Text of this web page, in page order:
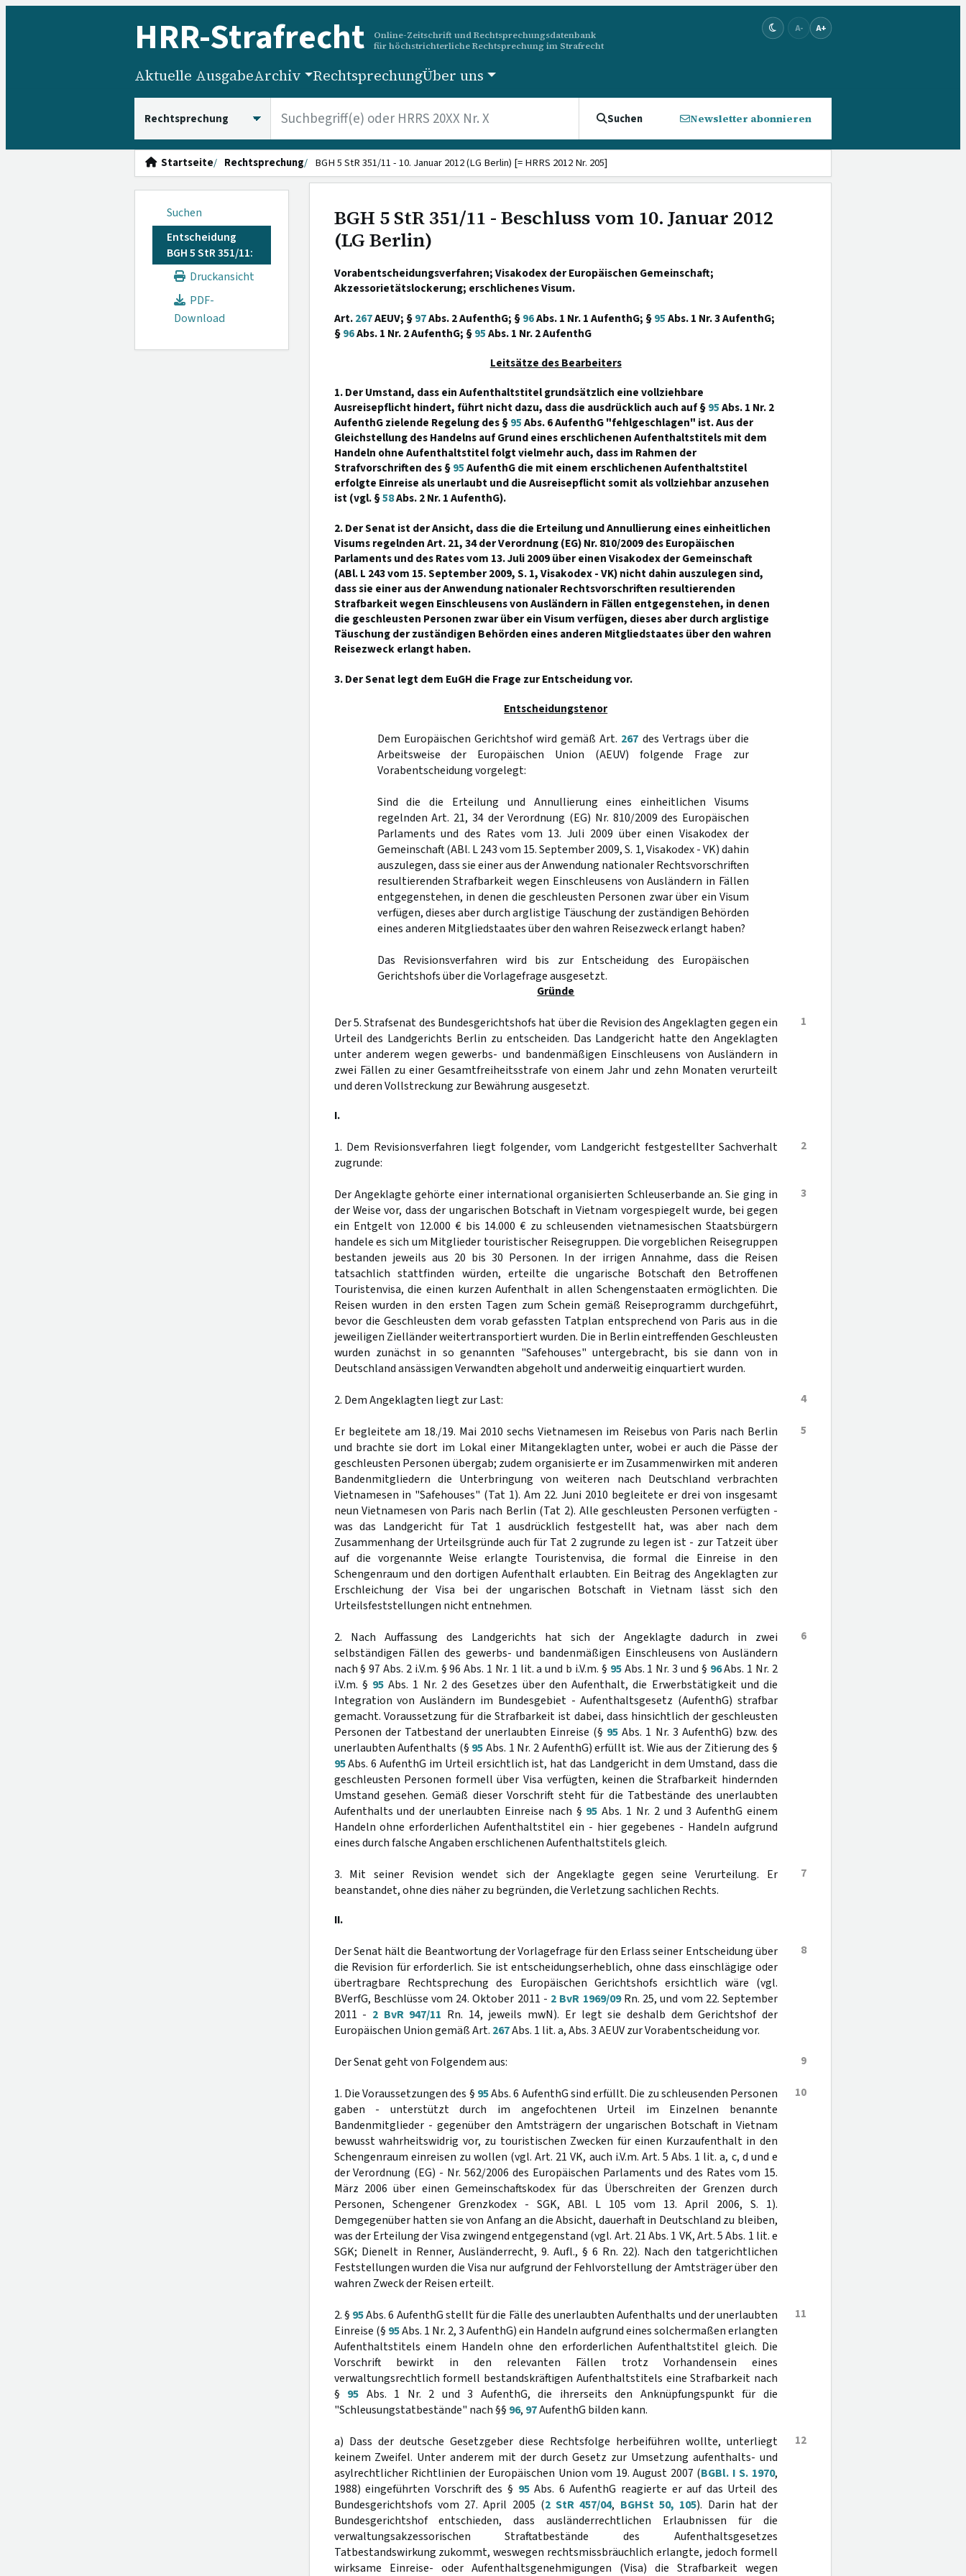
HRR-Strafrecht
Online-Zeitschrift und Rechtsprechungsdatenbank
für höchstrichterliche Rechtsprechung im Strafrecht
A- A+
Aktuelle AusgabeArchiv RechtsprechungÜber uns
Suchen Newsletter abonnieren
Startseite Rechtsprechung BGH 5 StR 351/11 - 10. Januar 2012 (LG Berlin) [= HRRS 2012 Nr. 205]
Suchen
Entscheidung
BGH 5 StR 351/11:
Druckansicht
PDF-
Download
BGH 5 StR 351/11 - Beschluss vom 10. Januar 2012
(LG Berlin)
Vorabentscheidungsverfahren; Visakodex der Europäischen Gemeinschaft;
Akzessorietätslockerung; erschlichenes Visum.
Art.267AEUV; §97Abs. 2 AufenthG; §96Abs. 1 Nr. 1 AufenthG; §95Abs. 1 Nr. 3 AufenthG;
§96Abs. 1 Nr. 2 AufenthG; §95Abs. 1 Nr. 2 AufenthG
Leitsätze des Bearbeiters
1. Der Umstand, dass ein Aufenthaltstitel grundsätzlich eine vollziehbare
Ausreisepflicht hindert, führt nicht dazu, dass die ausdrücklich auch auf §95Abs. 1 Nr. 2
AufenthG zielende Regelung des §95Abs. 6 AufenthG "fehlgeschlagen" ist. Aus der
Gleichstellung des Handelns auf Grund eines erschlichenen Aufenthaltstitels mit dem
Handeln ohne Aufenthaltstitel folgt vielmehr auch, dass im Rahmen der
Strafvorschriften des §95AufenthG die mit einem erschlichenen Aufenthaltstitel
erfolgte Einreise als unerlaubt und die Ausreisepflicht somit als vollziehbar anzusehen
ist (vgl. §58Abs. 2 Nr. 1 AufenthG).
2. Der Senat ist der Ansicht, dass die die Erteilung und Annullierung eines einheitlichen
Visums regelnden Art. 21, 34 der Verordnung (EG) Nr. 810/2009 des Europäischen
Parlaments und des Rates vom 13. Juli 2009 über einen Visakodex der Gemeinschaft
(ABl. L 243 vom 15. September 2009, S. 1, Visakodex - VK) nicht dahin auszulegen sind,
dass sie einer aus der Anwendung nationaler Rechtsvorschriften resultierenden
Strafbarkeit wegen Einschleusens von Ausländern in Fällen entgegenstehen, in denen
die geschleusten Personen zwar über ein Visum verfügen, dieses aber durch arglistige
Täuschung der zuständigen Behörden eines anderen Mitgliedstaates über den wahren
Reisezweck erlangt haben.
3. Der Senat legt dem EuGH die Frage zur Entscheidung vor.
Entscheidungstenor
Dem Europäischen Gerichtshof wird gemäß Art. 267 des Vertrags über die
Arbeitsweise der Europäischen Union (AEUV) folgende Frage zur
Vorabentscheidung vorgelegt:
Sind die die Erteilung und Annullierung eines einheitlichen Visums
regelnden Art. 21, 34 der Verordnung (EG) Nr. 810/2009 des Europäischen
Parlaments und des Rates vom 13. Juli 2009 über einen Visakodex der
Gemeinschaft (ABl. L 243 vom 15. September 2009, S. 1, Visakodex - VK) dahin
auszulegen, dass sie einer aus der Anwendung nationaler Rechtsvorschriften
resultierenden Strafbarkeit wegen Einschleusens von Ausländern in Fällen
entgegenstehen, in denen die geschleusten Personen zwar über ein Visum
verfügen, dieses aber durch arglistige Täuschung der zuständigen Behörden
eines anderen Mitgliedstaates über den wahren Reisezweck erlangt haben?
Das Revisionsverfahren wird bis zur Entscheidung des Europäischen
Gerichtshofs über die Vorlagefrage ausgesetzt.
Gründe
1
Der 5. Strafsenat des Bundesgerichtshofs hat über die Revision des Angeklagten gegen ein
Urteil des Landgerichts Berlin zu entscheiden. Das Landgericht hatte den Angeklagten
unter anderem wegen gewerbs- und bandenmäßigen Einschleusens von Ausländern in
zwei Fällen zu einer Gesamtfreiheitsstrafe von einem Jahr und zehn Monaten verurteilt
und deren Vollstreckung zur Bewährung ausgesetzt.
I.
2
1. Dem Revisionsverfahren liegt folgender, vom Landgericht festgestellter Sachverhalt
zugrunde:
3
Der Angeklagte gehörte einer international organisierten Schleuserbande an. Sie ging in
der Weise vor, dass der ungarischen Botschaft in Vietnam vorgespiegelt wurde, bei gegen
ein Entgelt von 12.000 € bis 14.000 € zu schleusenden vietnamesischen Staatsbürgern
handele es sich um Mitglieder touristischer Reisegruppen. Die vorgeblichen Reisegruppen
bestanden jeweils aus 20 bis 30 Personen. In der irrigen Annahme, dass die Reisen
tatsachlich stattfinden würden, erteilte die ungarische Botschaft den Betroffenen
Touristenvisa, die einen kurzen Aufenthalt in allen Schengenstaaten ermöglichten. Die
Reisen wurden in den ersten Tagen zum Schein gemäß Reiseprogramm durchgeführt,
bevor die Geschleusten dem vorab gefassten Tatplan entsprechend von Paris aus in die
jeweiligen Zielländer weitertransportiert wurden. Die in Berlin eintreffenden Geschleusten
wurden zunächst in so genannten "Safehouses" untergebracht, bis sie dann von in
Deutschland ansässigen Verwandten abgeholt und anderweitig einquartiert wurden.
4
2. Dem Angeklagten liegt zur Last:
5
Er begleitete am 18./19. Mai 2010 sechs Vietnamesen im Reisebus von Paris nach Berlin
und brachte sie dort im Lokal einer Mitangeklagten unter, wobei er auch die Pässe der
geschleusten Personen übergab; zudem organisierte er im Zusammenwirken mit anderen
Bandenmitgliedern die Unterbringung von weiteren nach Deutschland verbrachten
Vietnamesen in "Safehouses" (Tat 1). Am 22. Juni 2010 begleitete er drei von insgesamt
neun Vietnamesen von Paris nach Berlin (Tat 2). Alle geschleusten Personen verfügten -
was das Landgericht für Tat 1 ausdrücklich festgestellt hat, was aber nach dem
Zusammenhang der Urteilsgründe auch für Tat 2 zugrunde zu legen ist - zur Tatzeit über
auf die vorgenannte Weise erlangte Touristenvisa, die formal die Einreise in den
Schengenraum und den dortigen Aufenthalt erlaubten. Ein Beitrag des Angeklagten zur
Erschleichung der Visa bei der ungarischen Botschaft in Vietnam lässt sich den
Urteilsfeststellungen nicht entnehmen.
6
2. Nach Auffassung des Landgerichts hat sich der Angeklagte dadurch in zwei
selbständigen Fällen des gewerbs- und bandenmäßigen Einschleusens von Ausländern
nach § 97 Abs. 2 i.V.m. § 96 Abs. 1 Nr. 1 lit. a und b i.V.m. § 95Abs. 1 Nr. 3 und § 96Abs. 1 Nr. 2
i.V.m. § 95Abs. 1 Nr. 2 des Gesetzes über den Aufenthalt, die Erwerbstätigkeit und die
Integration von Ausländern im Bundesgebiet - Aufenthaltsgesetz (AufenthG) strafbar
gemacht. Voraussetzung für die Strafbarkeit ist dabei, dass hinsichtlich der geschleusten
Personen der Tatbestand der unerlaubten Einreise (§ 95 Abs. 1 Nr. 3 AufenthG) bzw. des
unerlaubten Aufenthalts (§ 95Abs. 1 Nr. 2 AufenthG) erfüllt ist. Wie aus der Zitierung des §
95Abs. 6 AufenthG im Urteil ersichtlich ist, hat das Landgericht in dem Umstand, dass die
geschleusten Personen formell über Visa verfügten, keinen die Strafbarkeit hindernden
Umstand gesehen. Gemäß dieser Vorschrift steht für die Tatbestände des unerlaubten
Aufenthalts und der unerlaubten Einreise nach § 95 Abs. 1 Nr. 2 und 3 AufenthG einem
Handeln ohne erforderlichen Aufenthaltstitel ein - hier gegebenes - Handeln aufgrund
eines durch falsche Angaben erschlichenen Aufenthaltstitels gleich.
7
3. Mit seiner Revision wendet sich der Angeklagte gegen seine Verurteilung. Er
beanstandet, ohne dies näher zu begründen, die Verletzung sachlichen Rechts.
II.
8
Der Senat hält die Beantwortung der Vorlagefrage für den Erlass seiner Entscheidung über
die Revision für erforderlich. Sie ist entscheidungserheblich, ohne dass einschlägige oder
übertragbare Rechtsprechung des Europäischen Gerichtshofs ersichtlich wäre (vgl.
BVerfG, Beschlüsse vom 24. Oktober 2011 - 2 BvR 1969/09Rn. 25, und vom 22. September
2011 - 2 BvR 947/11 Rn. 14, jeweils mwN). Er legt sie deshalb dem Gerichtshof der
Europäischen Union gemäß Art. 267Abs. 1 lit. a, Abs. 3 AEUV zur Vorabentscheidung vor.
9
Der Senat geht von Folgendem aus:
10
1. Die Voraussetzungen des § 95Abs. 6 AufenthG sind erfüllt. Die zu schleusenden Personen
gaben - unterstützt durch im angefochtenen Urteil im Einzelnen benannte
Bandenmitglieder - gegenüber den Amtsträgern der ungarischen Botschaft in Vietnam
bewusst wahrheitswidrig vor, zu touristischen Zwecken für einen Kurzaufenthalt in den
Schengenraum einreisen zu wollen (vgl. Art. 21 VK, auch i.V.m. Art. 5 Abs. 1 lit. a, c, d und e
der Verordnung (EG) - Nr. 562/2006 des Europäischen Parlaments und des Rates vom 15.
März 2006 über einen Gemeinschaftskodex für das Überschreiten der Grenzen durch
Personen, Schengener Grenzkodex - SGK, ABl. L 105 vom 13. April 2006, S. 1).
Demgegenüber hatten sie von Anfang an die Absicht, dauerhaft in Deutschland zu bleiben,
was der Erteilung der Visa zwingend entgegenstand (vgl. Art. 21 Abs. 1 VK, Art. 5 Abs. 1 lit. e
SGK; Dienelt in Renner, Ausländerrecht, 9. Aufl., § 6 Rn. 22). Nach den tatgerichtlichen
Feststellungen wurden die Visa nur aufgrund der Fehlvorstellung der Amtsträger über den
wahren Zweck der Reisen erteilt.
11
2. § 95Abs. 6 AufenthG stellt für die Fälle des unerlaubten Aufenthalts und der unerlaubten
Einreise (§ 95Abs. 1 Nr. 2, 3 AufenthG) ein Handeln aufgrund eines solchermaßen erlangten
Aufenthaltstitels einem Handeln ohne den erforderlichen Aufenthaltstitel gleich. Die
Vorschrift bewirkt in den relevanten Fällen trotz Vorhandensein eines
verwaltungsrechtlich formell bestandskräftigen Aufenthaltstitels eine Strafbarkeit nach
§ 95 Abs. 1 Nr. 2 und 3 AufenthG, die ihrerseits den Anknüpfungspunkt für die
"Schleusungstatbestände" nach §§ 96, 97AufenthG bilden kann.
12
a) Dass der deutsche Gesetzgeber diese Rechtsfolge herbeiführen wollte, unterliegt
keinem Zweifel. Unter anderem mit der durch Gesetz zur Umsetzung aufenthalts- und
asylrechtlicher Richtlinien der Europäischen Union vom 19. August 2007 (BGBl. I S. 1970,
1988) eingeführten Vorschrift des § 95Abs. 6 AufenthG reagierte er auf das Urteil des
Bundesgerichtshofs vom 27. April 2005 (2 StR 457/04, BGHSt 50, 105). Darin hat der
Bundesgerichtshof entschieden, dass ausländerrechtlichen Erlaubnissen für die
verwaltungsakzessorischen Straftatbestände des Aufenthaltsgesetzes
Tatbestandswirkung zukommt, weswegen rechtsmissbräuchlich erlangte, jedoch formell
wirksame Einreise- oder Aufenthaltsgenehmigungen (Visa) die Strafbarkeit wegen